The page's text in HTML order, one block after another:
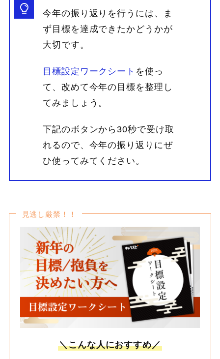
今年の振り返りを行うには、ま
ず目標を達成できたかどうかが
大切です。
目標設定ワークシート を使っ
て、改めて今年の目標を整理し
てみましょう。
下記のボタンから30秒で受け取
れるので、今年の振り返りにぜ
ひ使ってみてください。
見逃し厳禁！！
＼こんな人におすすめ／